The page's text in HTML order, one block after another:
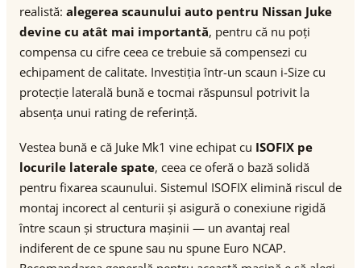
realistă: alegerea scaunului auto pentru Nissan Juke
devine cu atât mai importantă, pentru că nu poți
compensa cu cifre ceea ce trebuie să compensezi cu
echipament de calitate. Investiția într-un scaun i-Size cu
protecție laterală bună e tocmai răspunsul potrivit la
absența unui rating de referință.
Vestea bună e că Juke Mk1 vine echipat cu ISOFIX pe
locurile laterale spate, ceea ce oferă o bază solidă
pentru fixarea scaunului. Sistemul ISOFIX elimină riscul de
montaj incorect al centurii și asigură o conexiune rigidă
între scaun și structura mașinii — un avantaj real
indiferent de ce spune sau nu spune Euro NCAP.